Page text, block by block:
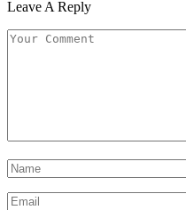
Leave A Reply